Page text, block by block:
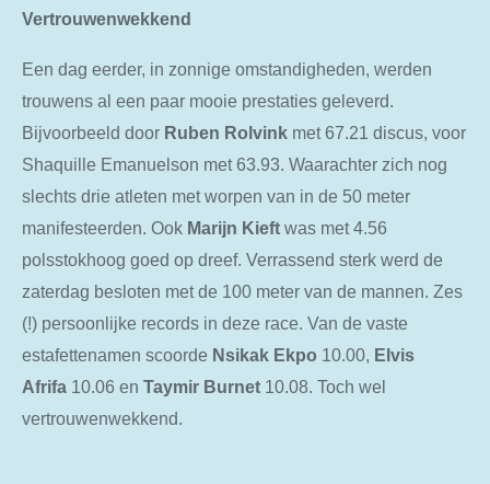
Vertrouwenwekkend
Een dag eerder, in zonnige omstandigheden, werden
trouwens al een paar mooie prestaties geleverd.
Bijvoorbeeld door Ruben Rolvink met 67.21 discus, voor
Shaquille Emanuelson met 63.93. Waarachter zich nog
slechts drie atleten met worpen van in de 50 meter
manifesteerden. Ook Marijn Kieft was met 4.56
polsstokhoog goed op dreef. Verrassend sterk werd de
zaterdag besloten met de 100 meter van de mannen. Zes
(!) persoonlijke records in deze race. Van de vaste
estafettenamen scoorde Nsikak Ekpo 10.00, Elvis
Afrifa 10.06 en Taymir Burnet 10.08. Toch wel
vertrouwenwekkend.